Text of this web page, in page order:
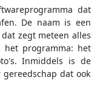
dat
De naam is een
zegt meteen alles
het programma: het
Inmiddels is de
dat ook